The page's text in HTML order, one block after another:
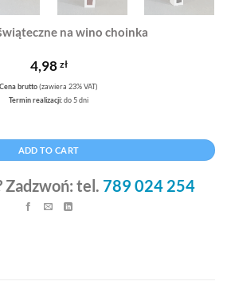
na wino choinka
4,98 zł
Cena brutto(zawiera 23% VAT)
Termin realizacji:do 5 dni
quantity
ADD TO CART
Zadzwoń: tel. 789 024 254